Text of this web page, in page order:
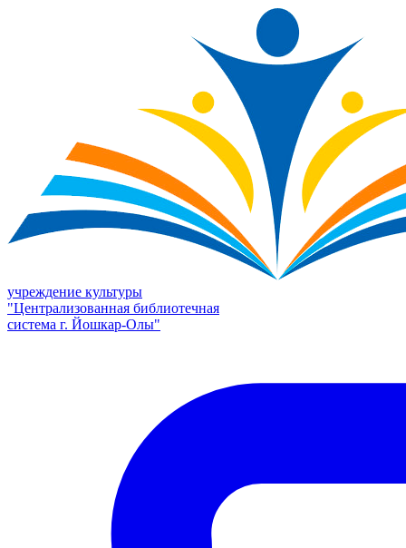
учреждение культуры
"Централизованная библиотечная
система г. Йошкар-Олы"